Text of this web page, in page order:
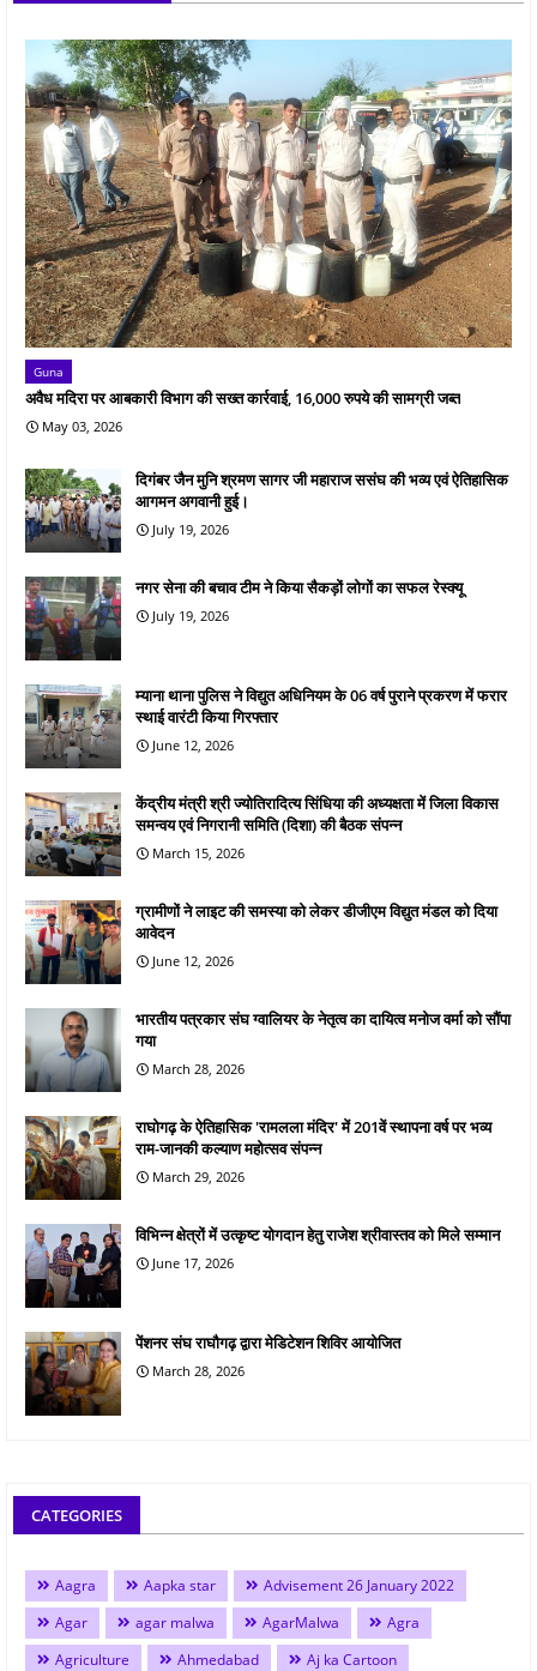
Guna
अवैध मदिरा पर आबकारी विभाग की सख्त कार्रवाई, 16,000 रुपये की सामग्री जब्त
May 03, 2026
दिगंबर जैन मुनि श्रमण सागर जी महाराज ससंघ की भव्य एवं ऐतिहासिक
आगमन अगवानी हुई।
July 19, 2026
नगर सेना की बचाव टीम ने किया सैकड़ों लोगों का सफल रेस्क्यू
July 19, 2026
म्याना थाना पुलिस ने विद्युत अधिनियम के 06 वर्ष पुराने प्रकरण में फरार
स्थाई वारंटी किया गिरफ्तार
June 12, 2026
केंद्रीय मंत्री श्री ज्योतिरादित्य सिंधिया की अध्यक्षता में जिला विकास
समन्वय एवं निगरानी समिति (दिशा) की बैठक संपन्न
March 15, 2026
ग्रामीणों ने लाइट की समस्या को लेकर डीजीएम विद्युत मंडल को दिया
आवेदन
June 12, 2026
भारतीय पत्रकार संघ ग्वालियर के नेतृत्व का दायित्व मनोज वर्मा को सौंपा
गया
March 28, 2026
राघोगढ़ के ऐतिहासिक 'रामलला मंदिर' में 201वें स्थापना वर्ष पर भव्य
राम-जानकी कल्याण महोत्सव संपन्न
March 29, 2026
विभिन्न क्षेत्रों में उत्कृष्ट योगदान हेतु राजेश श्रीवास्तव को मिले सम्मान
June 17, 2026
पेंशनर संघ राघौगढ़ द्वारा मेडिटेशन शिविर आयोजित
March 28, 2026
CATEGORIES
Aagra Aapka star
Advisement 26 January 2022
Agar
agar malwa AgarMalwa
Agra
Agriculture
Ahmedabad
Aj ka Cartoon